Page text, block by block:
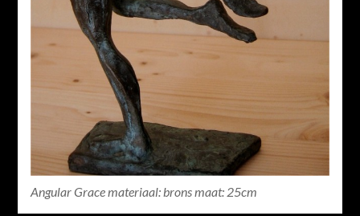
Angular Grace materiaal: brons maat: 25cm